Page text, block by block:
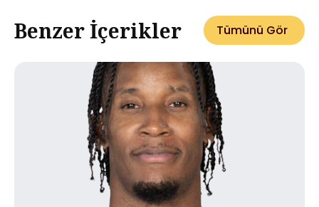
Benzer İçerikler Tümünü Gör